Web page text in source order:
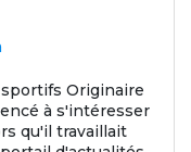
Originaire
à s'intéresser
qu'il travaillait